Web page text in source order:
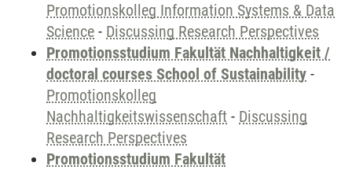
Promotionskolleg Information Systems & Data
Science - Discussing Research Perspectives
Promotionsstudium Fakultät Nachhaltigkeit /
doctoral courses School of Sustainability -
Promotionskolleg
Nachhaltigkeitswissenschaft - Discussing
Research Perspectives
Promotionsstudium Fakultät